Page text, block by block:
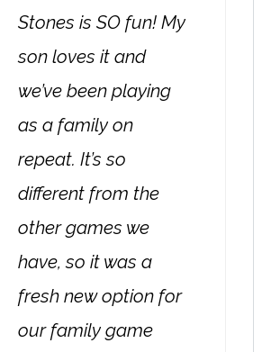
Stones is SO fun! My
son loves it and
we’ve been playing
as a family on
repeat. It’s so
different from the
other games we
have, so it was a
fresh new option for
our family game